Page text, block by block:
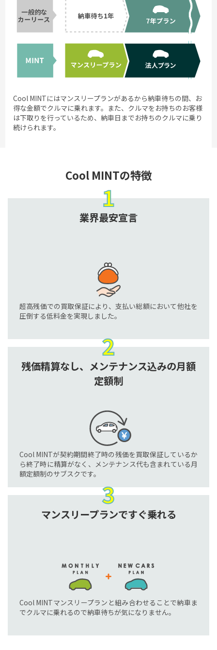
Cool MINTにはマンスリープランがあるから納車待ちの間、お
得な金額でクルマに乗れます。また、クルマをお持ちのお客様
は下取りを行っているため、納車日までお持ちのクルマに乗り
続けられます。
Cool MINTの特徴
業界最安宣言
超高残価での買取保証により、支払い総額において他社を
圧倒する低料金を実現しました。
残価精算なし、 メンテナンス込みの月額
定額制
Cool MINTが契約期間終了時の残価を買取保証しているか
ら終了時に精算がなく、メンテナンス代も含まれている月
額定額制のサブスクです。
マンスリープランですぐ乗れる
Cool MINTマンスリープランと組み合わせることで納車ま
でクルマに乗れるので納車待ちが気になりません。